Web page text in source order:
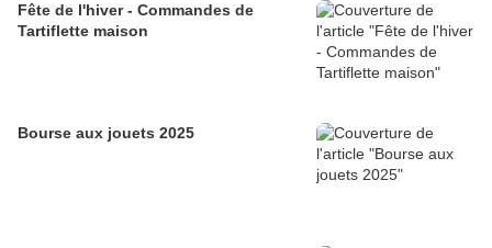
Fête de l'hiver - Commandes de
Tartiflette maison
Bourse aux jouets 2025